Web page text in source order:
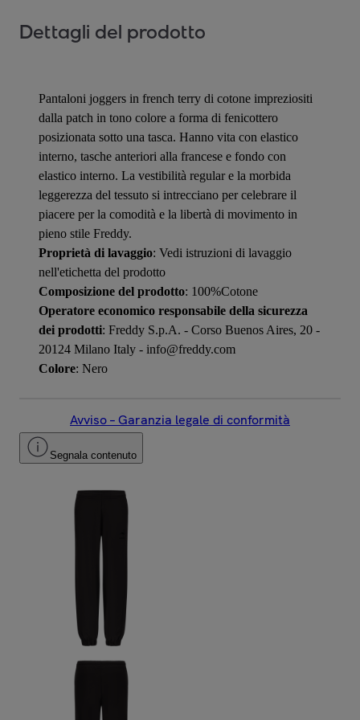
Dettagli del prodotto
Pantaloni joggers in french terry di cotone impreziositi
dalla patch in tono colore a forma di fenicottero
posizionata sotto una tasca. Hanno vita con elastico
interno, tasche anteriori alla francese e fondo con
elastico interno. La vestibilità regular e la morbida
leggerezza del tessuto si intrecciano per celebrare il
piacere per la comodità e la libertà di movimento in
pieno stile Freddy.
Proprietà di lavaggio: Vedi istruzioni di lavaggio
nell'etichetta del prodotto
Composizione del prodotto: 100%Cotone
Operatore economico responsabile della sicurezza
dei prodotti: Freddy S.p.A. - Corso Buenos Aires, 20 -
20124 Milano Italy - info@freddy.com
Colore: Nero
Avviso – Garanzia legale di conformità
Segnala contenuto